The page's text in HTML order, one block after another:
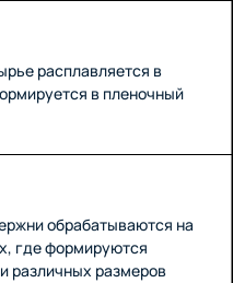
расплавляется в
в пленочный
обрабатываются на
где формируются
различных размеров